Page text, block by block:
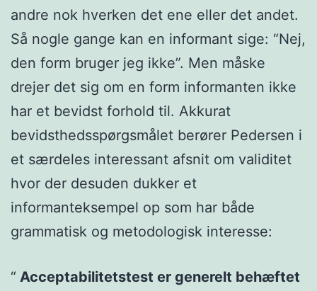
andre nok hverken det ene eller det andet.
Så nogle gange kan en informant sige: “Nej,
den form bruger jeg ikke”. Men måske
drejer det sig om en form informanten ikke
har et bevidst forhold til. Akkurat
bevidsthedsspørgsmålet berører Pedersen i
et særdeles interessant afsnit om validitet
hvor der desuden dukker et
informanteksempel op som har både
grammatisk og metodologisk interesse:
Acceptabilitetstest er generelt behæftet